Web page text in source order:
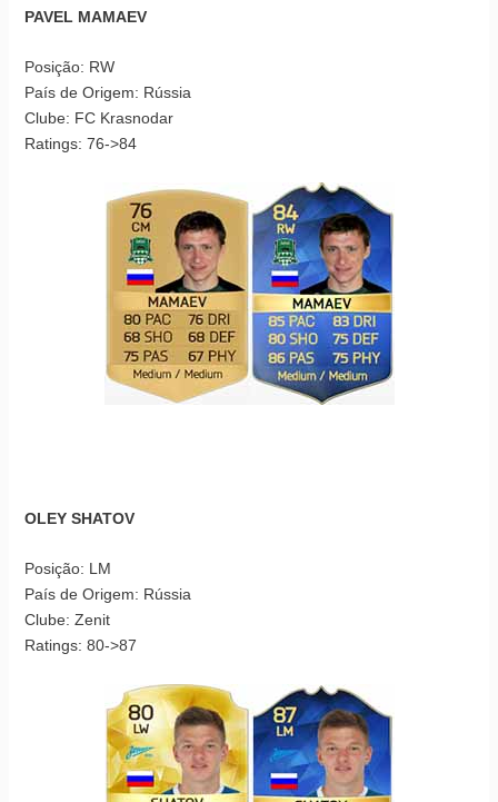
PAVEL MAMAEV
Posição: RW
País de Origem: Rússia
Clube: FC Krasnodar
Ratings: 76->84
OLEY SHATOV
Posição: LM
País de Origem: Rússia
Clube: Zenit
Ratings: 80->87